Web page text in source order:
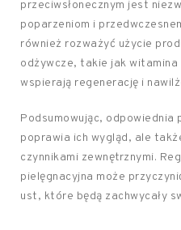
przeciwsłonecznym jest
poparzeniom i
również rozważyć użycie
odżywcze, takie jak witamina
wspierają regenerację i
Podsumowując, odpowiednia
poprawia ich wygląd, ale
czynnikami zewnętrznymi.
pielęgnacyjna może
ust, które będą zachwycały